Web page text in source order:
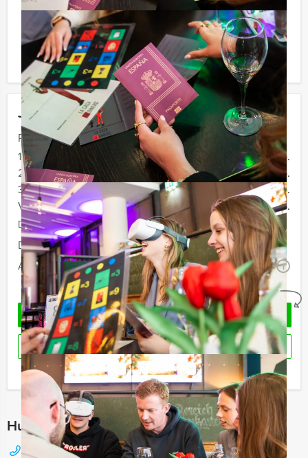
Jouw uitje
Prijs :
12 - 19 personen
€ 74,50 p.p.
20 - 29 personen
€ 72,50 p.p.
30 - 39 personen
€ 69,50 p.p.
Vanaf 40 personen
€ 66,50 p.p.
De prijzen zijn exclusief BTW
Duur:
3 uur en 30 minuten
Aantal:
Minimaal 12 personen i
Geheel vrijblijvend
OFFERTE AANVRAGEN
RESERVEREN
Ik heb een vraag over dit uitje
Hulp nodig bij het kiezen?
088 428 81 17
Komen jullie niet aan het minimale aantal deelnemers
voor dit groepsuitje? Als je bereid bent voor het
minimale aantal te betalen, kan je ook gewoon voor
minder personen boeken.